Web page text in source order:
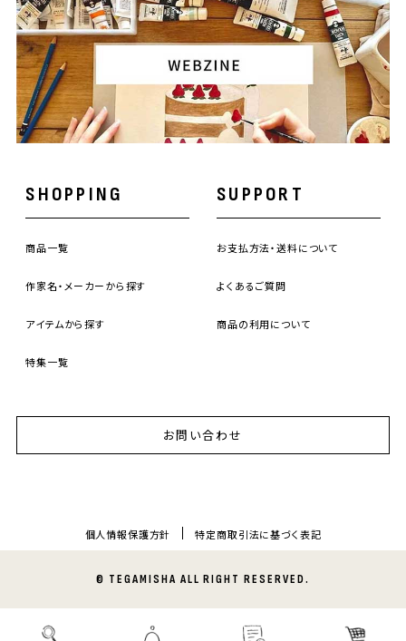
SHOPPING
商品一覧
作家名・メーカーから探す
アイテムから探す
特集一覧
SUPPORT
お支払方法・送料について
よくあるご質問
商品の利用について
お問い合わせ
個人情報保護方針 特定商取引法に基づく表記
© TEGAMISHA ALL RIGHT RESERVED.